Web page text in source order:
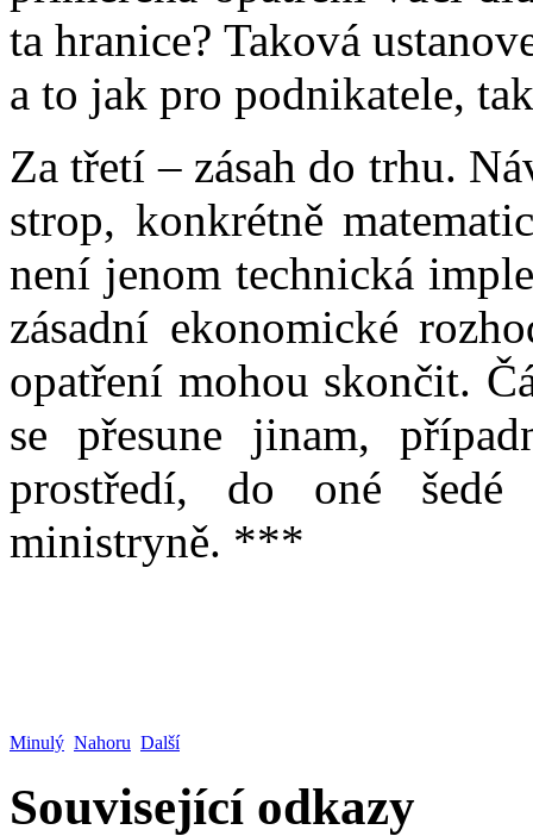
ta hranice? Taková
a to jak pro podnikatele,
Za třetí – zásah do trhu.
strop, konkrétně
není jenom technická
zásadní ekonomické
opatření mohou skončit.
se přesune jinam,
prostředí, do oné
ministryně. ***
Minulý Nahoru Další
Související odkazy